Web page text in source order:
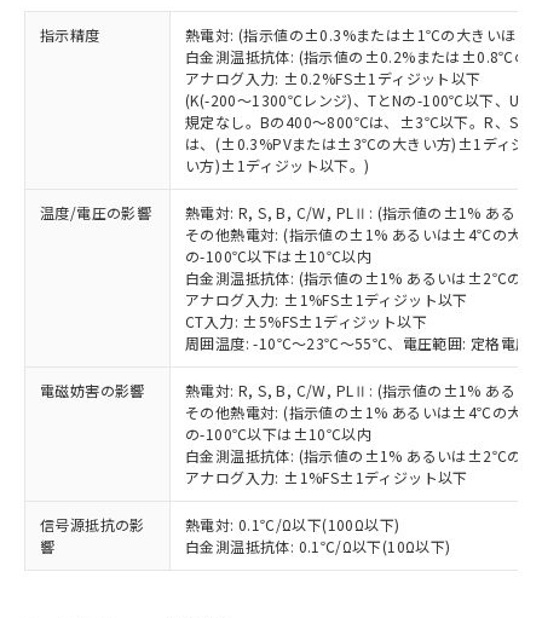
指示精度
熱電対: (指示値の±0.3%または±1℃の大きいほう
白金測温抵抗体: (指示値の±0.2%または±0.8℃の
アナログ入力: ±0.2%FS±1ディジット以下
(K(-200～1300℃レンジ)、TとNの-100℃以下、U
規定なし。Bの400～800℃は、±3℃以下。R、S
は、(±0.3%PVまたは±3℃の大きい方)±1ディジ
い方)±1ディジット以下。)
温度/電圧の影響
熱電対: R, S, B, C/W, PLⅡ: (指示値の±1% ある
その他熱電対: (指示値の±1% あるいは±4℃の大き
の-100℃以下は±10℃以内
白金測温抵抗体: (指示値の±1% あるいは±2℃の大
アナログ入力: ±1%FS±1ディジット以下
CT入力: ±5%FS±1ディジット以下
周囲温度: -10℃～23℃～55℃、電圧範囲: 定格電圧
電磁妨害の影響
熱電対: R, S, B, C/W, PLⅡ: (指示値の±1% ある
その他熱電対: (指示値の±1% あるいは±4℃の大き
の-100℃以下は±10℃以内
白金測温抵抗体: (指示値の±1% あるいは±2℃の大
アナログ入力: ±1%FS±1ディジット以下
信号源抵抗の影
響
熱電対: 0.1℃/Ω以下(100Ω以下)
白金測温抵抗体: 0.1℃/Ω以下(10Ω以下)
※当社の共同利用者とは、
"個人情報
の共同利用に関して"
の「1.共同利
用者の範囲」に記載されている法人を
指します。
EU RoHS指令（10物質）の非含有証明書
51物質の非含有証明書（当社基準）
※本証明書は発行日時点で非含有を証明す
るもので、過去に遡って非含有を証明する
ものではありません。
また、RoHS指令のフタル酸エステル類４
物質の対応では、対応完了までの期間は出
荷製品に未対応品が混在することから備考
欄に対応日を記載しておりました。
既に当社にて対応品への在庫切替を完了
していることから、特段のことがない限
り、2022年1月12日より割愛しておりま